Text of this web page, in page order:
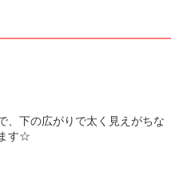
、下の広がりで太く見えがちな
す☆